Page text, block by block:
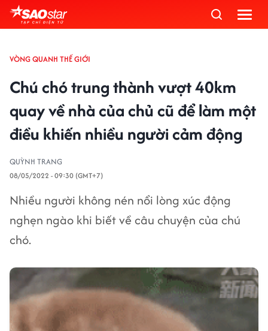
VÒNG QUANH THẾ GIỚI
Chú chó trung thành vượt 40km
quay về nhà của chủ cũ để làm một
điều khiến nhiều người cảm động
QUỲNH TRANG
08/05/2022 - 09:30 (GMT+7)
Nhiều người không nén nổi lòng xúc động
nghẹn ngào khi biết về câu chuyện của chú
chó.